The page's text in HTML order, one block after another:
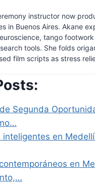
instructor now
in Buenos Aires. Akane
tango
tools. She folds
film scripts as stress
Segunda
inteligentes en
en